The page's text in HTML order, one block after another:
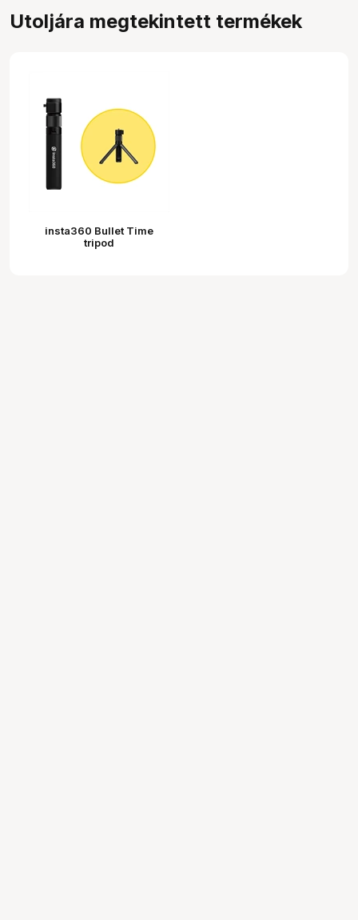
Utoljára megtekintett termékek
insta360 Bullet Time
tripod